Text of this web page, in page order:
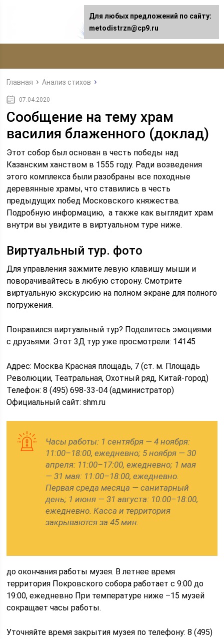
Главная Анализ стихов
07.04.2020
Сообщение на тему храм
василия блаженного (доклад)
Этот собор был основан в честь победы над
Казанским ханством в 1555 году. Ради возведения
этого комплекса были разобраны все походные
деревянные храмы, что ставились в честь
предыдущих побед Московского княжества.
Подробную информацию, а также как выглядит храм
внутри вы увидите в виртуальном туре ниже.
Виртуальный тур. фото
Для управления зажмите левую клавишу мыши и
поворачивайтесь в любую сторону. Смотрите
виртуальную экскурсию на полном экране для полного
погружения.
Понравился виртуальный тур? Поделитесь эмоциями
с друзьями. Этот 3Д тур уже просмотрели: 14145
Адрес: Москва Красная площадь, 7 (ст. м. Площадь
Революции, Театральная, Охотный ряд, Китай-город)
Телефон: 8 (495) 698-33-04 (администратор)
Официальный сайт: shm.ru
Часы работы: 1 сентября — 4 ноября:
11:00–18:00, ежедневно; 5 ноября — 30
апреля: 11:00–17:00, ежедневно; 1 мая
— 31 мая: 11:00–18:00, ежедневно.
Первая среда месяца — санитарный
день; 1 июня — 31 августа: 10:00–18:00,
ежедневно. Касса и территория
закрываются за 45 мин.
до окончания работы музея. В летнее время
территория Покровского собора работает с 9:00 до
19:00, ежедневно При температуре ниже –15 музей
сокращает часы работы.
Уточняйте время закрытия музея по телефону: 8 (495)
Для любых предложений по сайту:
metodistrzn@cp9.ru